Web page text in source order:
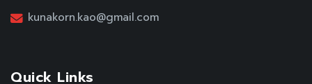
kunakorn.kao@gmail.com
Quick Links